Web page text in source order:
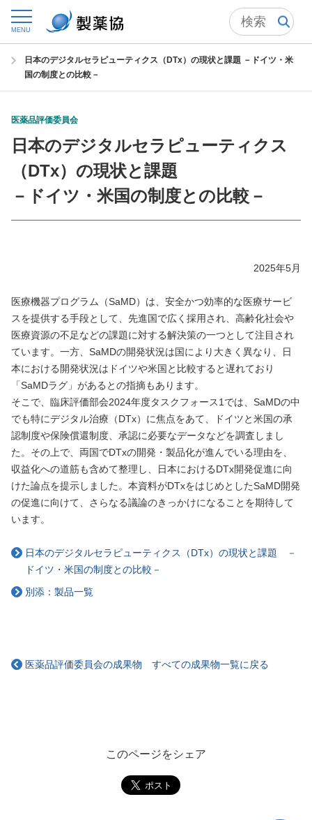
MENU
トップ 委員会からの情報発信 医薬品評価委員会
日本のデジタルセラピューティクス（DTx）の現状と課題 －ドイツ・米
国の制度との比較－
医薬品評価委員会
日本のデジタルセラピューティクス
（DTx）の現状と課題
－ドイツ・米国の制度との比較－
2025年5月
医療機器プログラム（SaMD）は、安全かつ効率的な医療サービ
スを提供する手段として、先進国で広く採用され、高齢化社会や
医療資源の不足などの課題に対する解決策の一つとして注目され
ています。一方、SaMDの開発状況は国により大きく異なり、日
本における開発状況はドイツや米国と比較すると遅れており
「SaMDラグ」があるとの指摘もあります。
そこで、臨床評価部会2024年度タスクフォース1では、SaMDの中
でも特にデジタル治療（DTx）に焦点をあて、ドイツと米国の承
認制度や保険償還制度、承認に必要なデータなどを調査しまし
た。その上で、両国でDTxの開発・製品化が進んでいる理由を、
収益化への道筋も含めて整理し、日本におけるDTx開発促進に向
けた論点を提示しました。本資料がDTxをはじめとしたSaMD開発
の促進に向けて、さらなる議論のきっかけになることを期待して
います。
日本のデジタルセラピューティクス（DTx）の現状と課題 －
ドイツ・米国の制度との比較－
別添：製品一覧
医薬品評価委員会の成果物 すべての成果物一覧に戻る
このページをシェア